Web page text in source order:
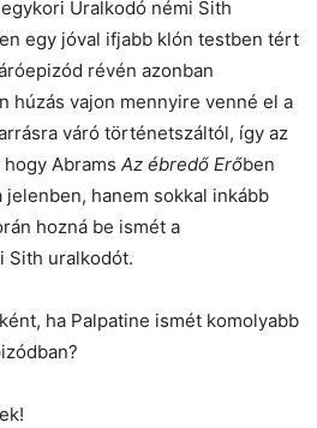
Uralkodó némi Sith
egy jóval ifjabb klón testben tért
révén azonban
húzás vajon mennyire venné el a
váró történetszáltól, így az
Abrams Az ébredő Erőben
jelenben, hanem sokkal inkább
hozná be ismét a
Sith uralkodót.
ha Palpatine ismét komolyabb